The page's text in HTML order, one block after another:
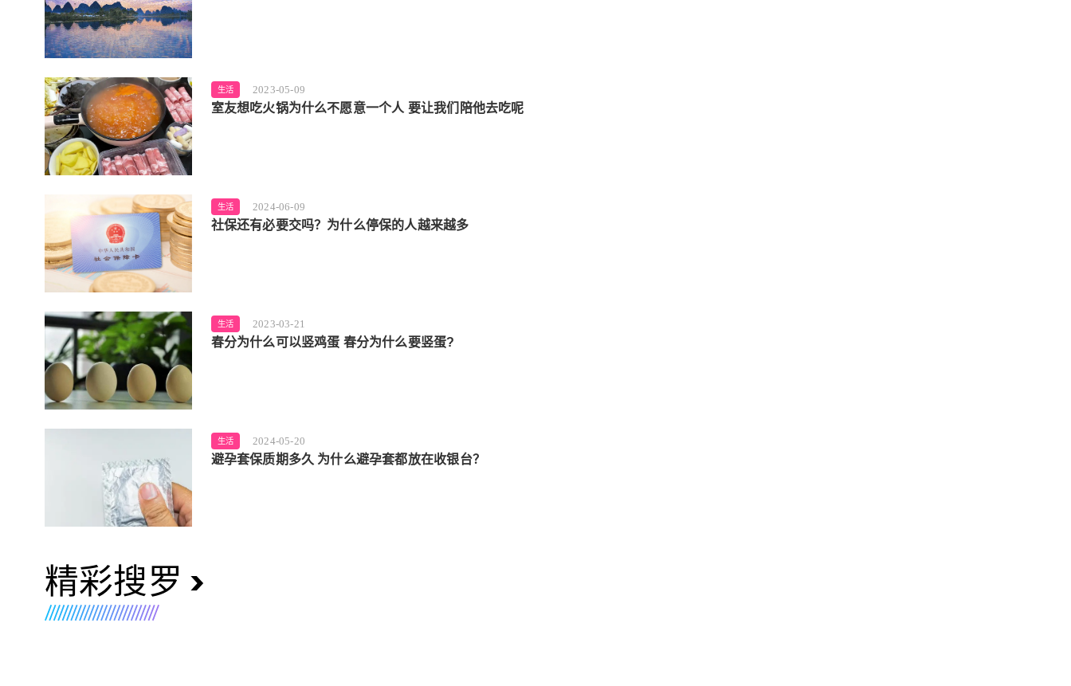
生活 2023-05-09
室友想吃火锅为什么不愿意一个人 要让我们陪他去吃呢
生活 2024-06-09
社保还有必要交吗？为什么停保的人越来越多
生活 2023-03-21
春分为什么可以竖鸡蛋 春分为什么要竖蛋?
生活 2024-05-20
避孕套保质期多久 为什么避孕套都放在收银台？
精彩搜罗